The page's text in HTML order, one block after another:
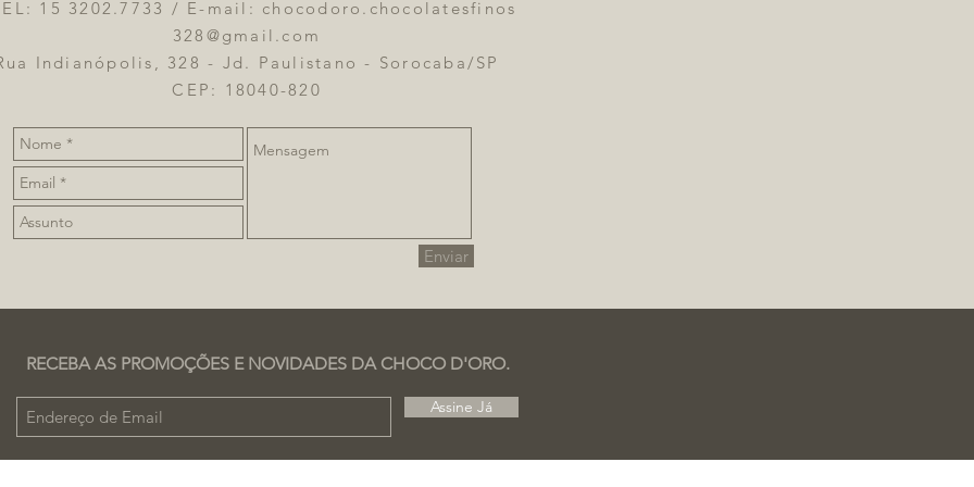
RECEBA AS PROMOÇÕES E NOVIDADES DA CHOCO D'ORO.
Assine Já
15 3202.7733 / E-mail: chocodoro.chocolatesfinos
328@gmail.com
Indianópolis, 328 - Jd. Paulistano - Sorocaba/SP
CEP: 18040-820
Enviar